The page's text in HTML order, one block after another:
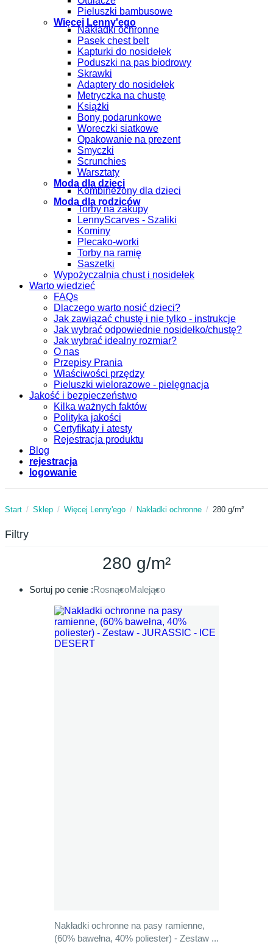
Pieluszki bambusowe
Więcej Lenny'ego
Nakładki ochronne
Pasek chest belt
Kapturki do nosidełek
Poduszki na pas biodrowy
Skrawki
Adaptery do nosidełek
Metryczka na chustę
Książki
Bony podarunkowe
Woreczki siatkowe
Opakowanie na prezent
Smyczki
Scrunchies
Warsztaty
Moda dla dzieci
Kombinezony dla dzieci
Moda dla rodziców
Torby na zakupy
LennyScarves - Szaliki
Kominy
Plecako-worki
Torby na ramię
Saszetki
Wypożyczalnia chust i nosidełek
Warto wiedzieć
FAQs
Dlaczego warto nosić dzieci?
Jak zawiązać chustę i nie tylko - instrukcje
Jak wybrać odpowiednie nosidełko/chustę?
Jak wybrać idealny rozmiar?
O nas
Przepisy Prania
Właściwości przędzy
Pieluszki wielorazowe - pielęgnacja
Jakość i bezpieczeństwo
Kilka ważnych faktów
Polityka jakości
Certyfikaty i atesty
Rejestracja produktu
Blog
rejestracja
logowanie
Start Sklep Więcej Lenny'ego Nakładki ochronne 280 g/m²
Filtry
280 g/m²
Sortuj po cenie :RosnącoMalejąco
Nakładki ochronne na pasy ramienne,
(60% bawełna, 40% poliester) - Zestaw ...